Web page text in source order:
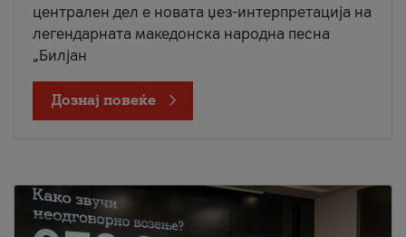
централен дел е новата џез-интерпретација на
легендарната македонска народна песна
„Билјан
Дознај повеќе